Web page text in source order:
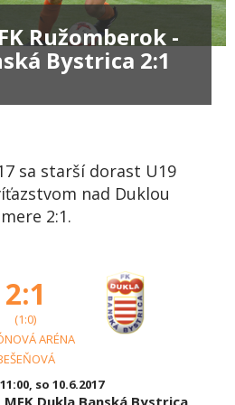
Ružomberok -
Bystrica 2:1
sa starší dorast U19
nad Duklou
2:1.
2:1
(1:0)
ARÉNA
so 10.6.2017
Dukla Banská Bystrica